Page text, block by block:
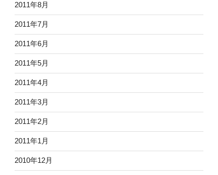
2011年8月
2011年7月
2011年6月
2011年5月
2011年4月
2011年3月
2011年2月
2011年1月
2010年12月